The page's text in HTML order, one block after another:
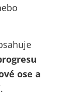
ose a
.